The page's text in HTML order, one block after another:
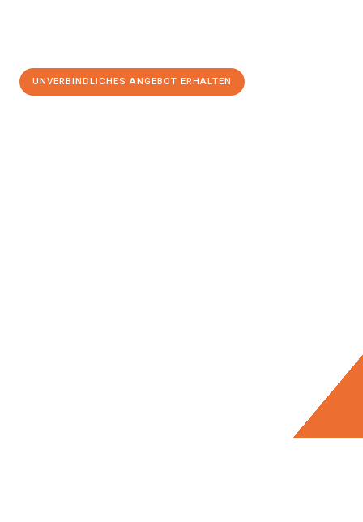
UNVERBINDLICHES ANGEBOT ERHALTEN